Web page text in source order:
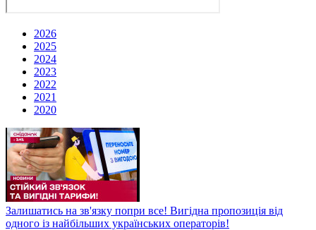
2026
2025
2024
2023
2022
2021
2020
Залишатись на зв'язку попри все! Вигідна пропозиція від
одного із найбільших українських операторів!